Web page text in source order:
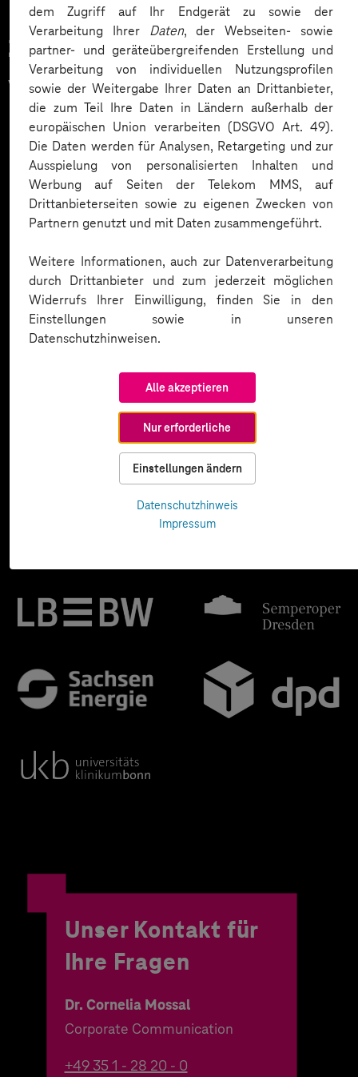
dem Zugriff auf Ihr Endgerät zu sowie der
Verarbeitung Ihrer Daten, der Webseiten- sowie
partner- und geräteübergreifenden Erstellung und
Verarbeitung von individuellen Nutzungsprofilen
sowie der Weitergabe Ihrer Daten an Drittanbieter,
die zum Teil Ihre Daten in Ländern außerhalb der
europäischen Union verarbeiten (DSGVO Art. 49).
Die Daten werden für Analysen, Retargeting und zur
Ausspielung von personalisierten Inhalten und
Werbung auf Seiten der Telekom MMS, auf
Drittanbieterseiten sowie zu eigenen Zwecken von
Partnern genutzt und mit Daten zusammengeführt.
Weitere Informationen, auch zur Datenverarbeitung
durch Drittanbieter und zum jederzeit möglichen
Widerrufs Ihrer Einwilligung, finden Sie in den
Einstellungen sowie in unseren
Datenschutzhinweisen.
Alle akzeptieren
Nur erforderliche
Einstellungen ändern
Datenschutzhinweis
Impressum
Zahlreiche Unternehmen
vertrauen auf unsere
Expertise. Hier eine Auswahl:
Unser Kontakt für
Ihre Fragen
Dr. Cornelia Mossal
Corporate Communication
+49 35 1 - 28 20 - 0